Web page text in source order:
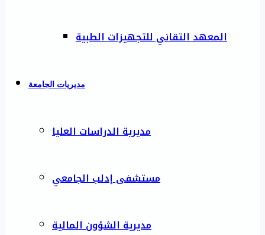
المعهد التقاني للتجهيزات الطبية
مديريات الجامعة
مديرية الدراسات العليا
مستشفى إدلب الجامعي
مديرية الشؤون المالية